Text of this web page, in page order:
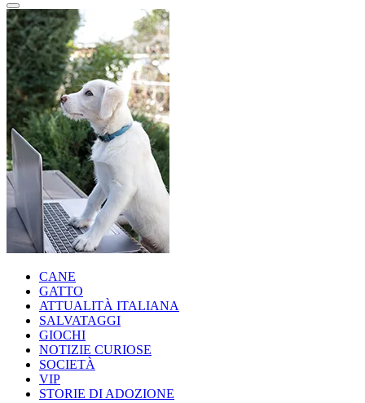
CANE
GATTO
ATTUALITÀ ITALIANA
SALVATAGGI
GIOCHI
NOTIZIE CURIOSE
SOCIETÀ
VIP
STORIE DI ADOZIONE